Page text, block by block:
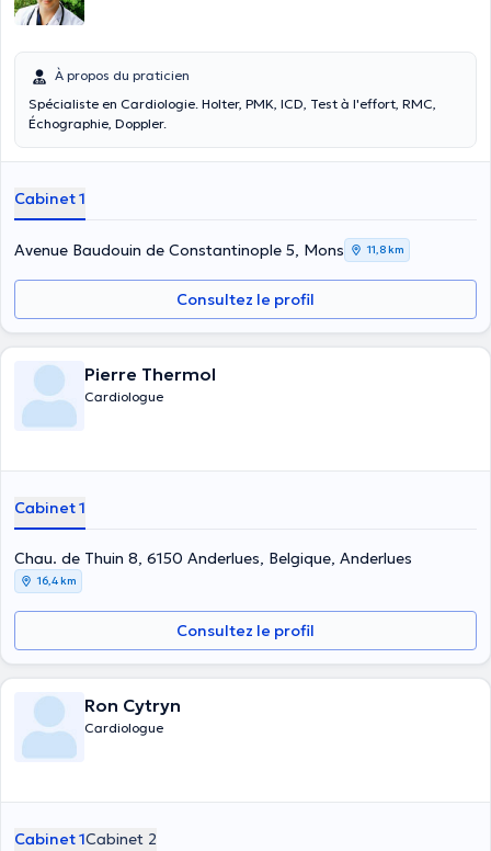
À propos du praticien
Spécialiste en Cardiologie. Holter, PMK, ICD, Test à l'effort, RMC,
Échographie, Doppler.
Cabinet 1
Avenue Baudouin de Constantinople 5, Mons 11,8 km
Consultez le profil
Pierre Thermol
Cardiologue
Cabinet 1
Chau. de Thuin 8, 6150 Anderlues, Belgique, Anderlues
16,4 km
Consultez le profil
Ron Cytryn
Cardiologue
Cabinet 1Cabinet 2